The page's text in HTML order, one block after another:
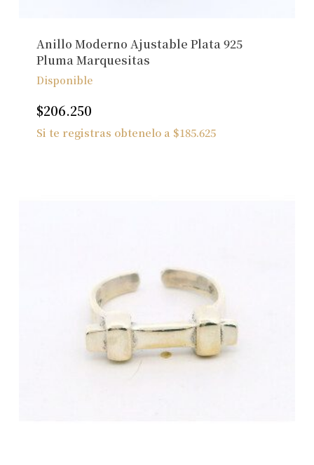
No hay productos en el carrito.
Anillo Moderno Ajustable Plata 925
Pluma Marquesitas
Disponible
$206.250
Si te registras obtenelo a $185.625